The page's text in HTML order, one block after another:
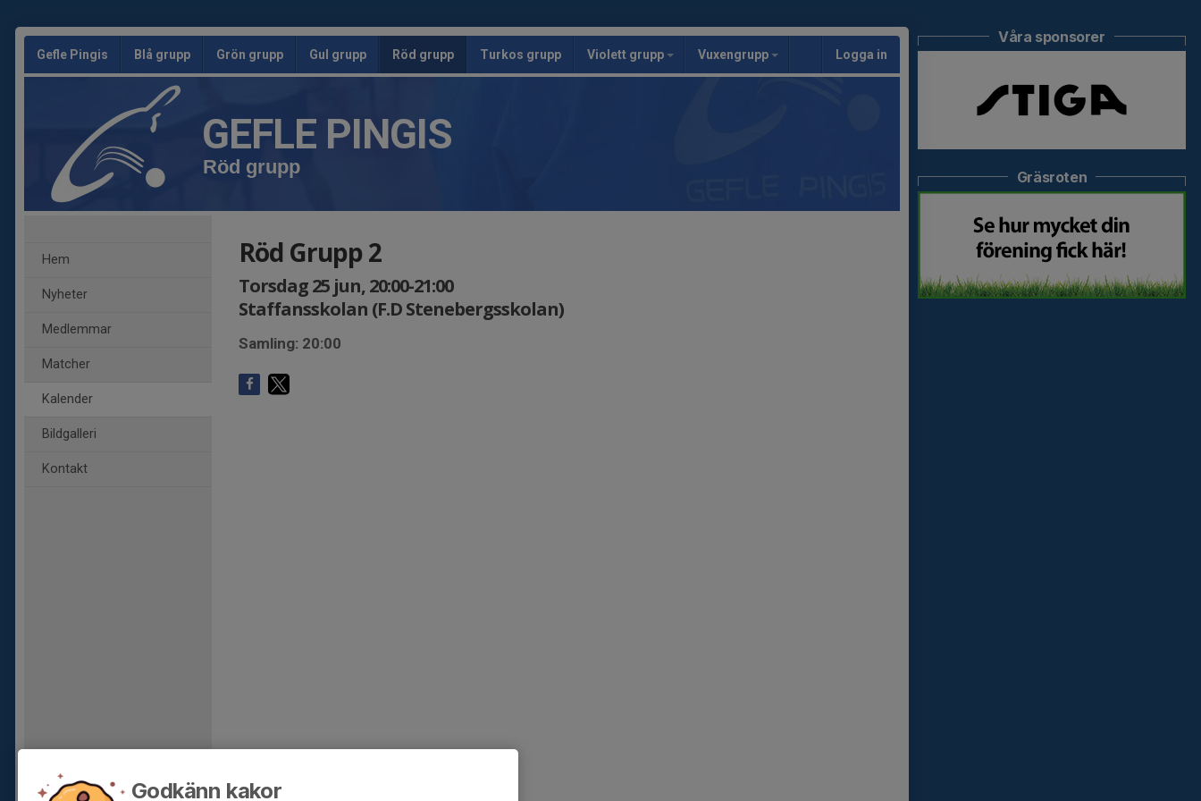
Gefle Pingis Blå grupp Grön grupp Gul grupp Röd grupp Turkos grupp Violett grupp Vuxengrupp Logga in
GEFLE PINGIS
Röd grupp
Hem
Nyheter
Medlemmar
Matcher
Kalender
Bildgalleri
Kontakt
Röd Grupp 2
Torsdag 25 jun, 20:00-21:00
Staffansskolan (F.D Stenebergsskolan)
Samling: 20:00
Våra sponsorer
Gräsroten
Godkänn kakor